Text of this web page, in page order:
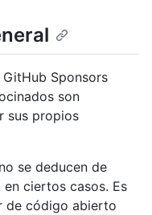
Sponsors
son
sus propios
se deducen de
ciertos casos. Es
de código abierto